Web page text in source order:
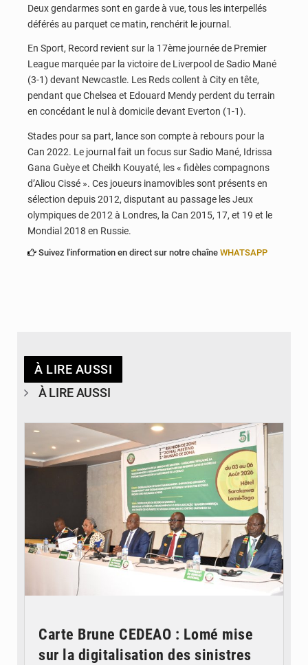
Deux gendarmes sont en garde à vue, tous les interpellés
déférés au parquet ce matin, renchérit le journal.
En Sport, Record revient sur la 17ème journée de Premier
League marquée par la victoire de Liverpool de Sadio Mané
(3-1) devant Newcastle. Les Reds collent à City en tête,
pendant que Chelsea et Edouard Mendy perdent du terrain
en concédant le nul à domicile devant Everton (1-1).
Stades pour sa part, lance son compte à rebours pour la
Can 2022. Le journal fait un focus sur Sadio Mané, Idrissa
Gana Guèye et Cheikh Kouyaté, les « fidèles compagnons
d’Aliou Cissé ». Ces joueurs inamovibles sont présents en
sélection depuis 2012, disputant au passage les Jeux
olympiques de 2012 à Londres, la Can 2015, 17, et 19 et le
Mondial 2018 en Russie.
Suivez l'information en direct sur notre chaîne WHATSAPP
À LIRE AUSSI
À LIRE AUSSI
Carte Brune CEDEAO : Lomé mise
sur la digitalisation des sinistres